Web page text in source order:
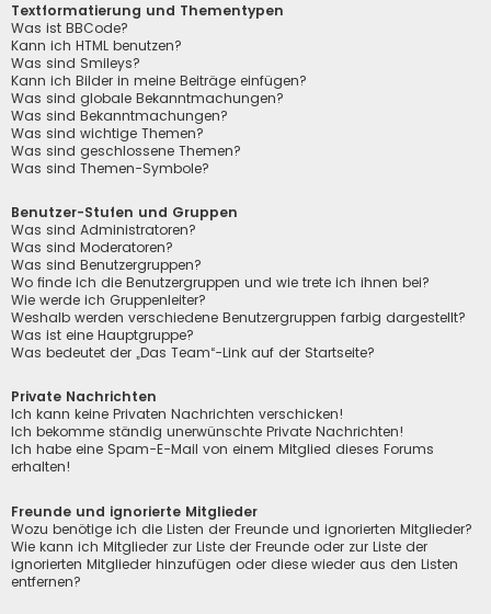
Textformatierung und Thementypen
Was ist BBCode?
Kann ich HTML benutzen?
Was sind Smileys?
Kann ich Bilder in meine Beiträge einfügen?
Was sind globale Bekanntmachungen?
Was sind Bekanntmachungen?
Was sind wichtige Themen?
Was sind geschlossene Themen?
Was sind Themen-Symbole?
Benutzer-Stufen und Gruppen
Was sind Administratoren?
Was sind Moderatoren?
Was sind Benutzergruppen?
Wo finde ich die Benutzergruppen und wie trete ich ihnen bei?
Wie werde ich Gruppenleiter?
Weshalb werden verschiedene Benutzergruppen farbig dargestellt?
Was ist eine Hauptgruppe?
Was bedeutet der „Das Team“-Link auf der Startseite?
Private Nachrichten
Ich kann keine Privaten Nachrichten verschicken!
Ich bekomme ständig unerwünschte Private Nachrichten!
Ich habe eine Spam-E-Mail von einem Mitglied dieses Forums
erhalten!
Freunde und ignorierte Mitglieder
Wozu benötige ich die Listen der Freunde und ignorierten Mitglieder?
Wie kann ich Mitglieder zur Liste der Freunde oder zur Liste der
ignorierten Mitglieder hinzufügen oder diese wieder aus den Listen
entfernen?